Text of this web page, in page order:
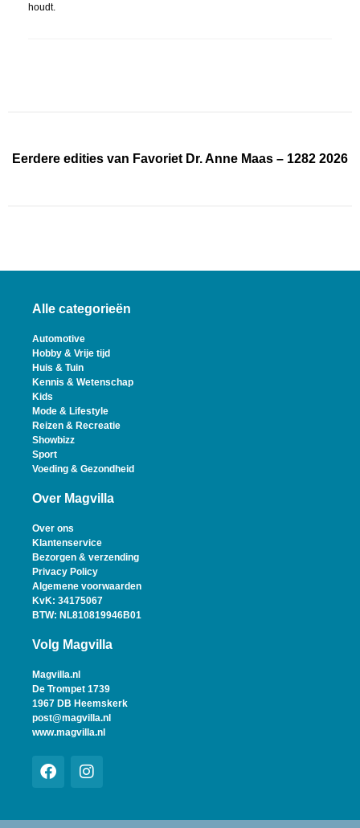
houdt.
Eerdere edities van Favoriet Dr. Anne Maas – 1282 2026
Alle categorieën
Automotive
Hobby & Vrije tijd
Huis & Tuin
Kennis & Wetenschap
Kids
Mode & Lifestyle
Reizen & Recreatie
Showbizz
Sport
Voeding & Gezondheid
Over Magvilla
Over ons
Klantenservice
Bezorgen & verzending
Privacy Policy
Algemene voorwaarden
KvK: 34175067
BTW: NL810819946B01
Volg Magvilla
Magvilla.nl
De Trompet 1739
1967 DB Heemskerk
post@magvilla.nl
www.magvilla.nl